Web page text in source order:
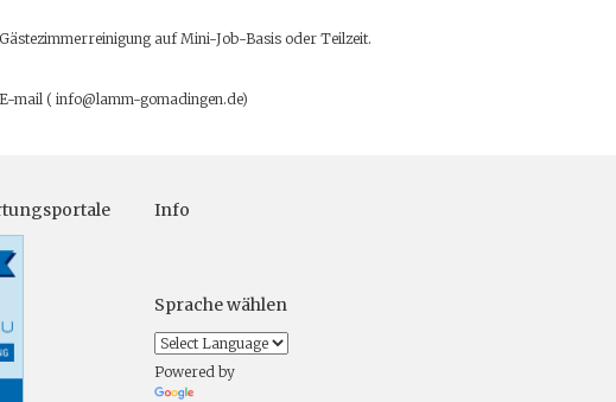
auf Mini-Job-Basis oder Teilzeit.
mail ( info@lamm-gomadingen.de)
Info
Sprache wählen
Powered by